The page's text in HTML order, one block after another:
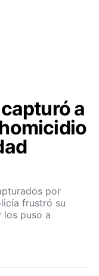
a
por
frustró su
los puso a